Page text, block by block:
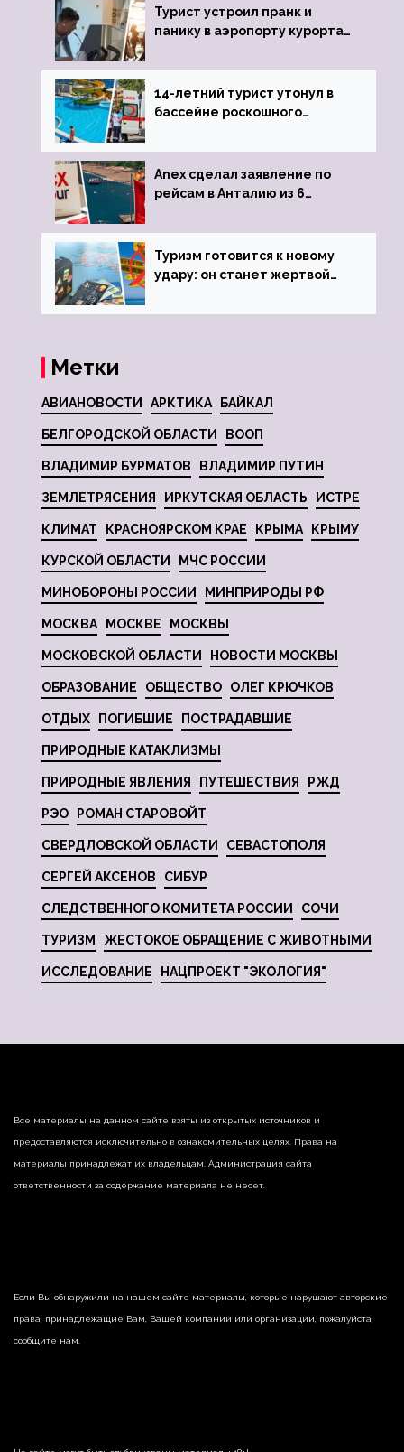
Турист устроил пранк и
панику в аэропорту курорта,
задержке рейса
14-летний турист утонул в
бассейне роскошного
Anex сделал заявление по
рейсам в Анталию из 6
Туризм готовится к новому
удару: он станет жертвой
Метки
АВИАНОВОСТИ АРКТИКА БАЙКАЛ
БЕЛГОРОДСКОЙ ОБЛАСТИ ВООП
ВЛАДИМИР БУРМАТОВ ВЛАДИМИР ПУТИН
ЗЕМЛЕТРЯСЕНИЯ ИРКУТСКАЯ ОБЛАСТЬ ИСТРЕ
КЛИМАТ КРАСНОЯРСКОМ КРАЕ КРЫМА КРЫМУ
КУРСКОЙ ОБЛАСТИ МЧС РОССИИ
МИНОБОРОНЫ РОССИИ МИНПРИРОДЫ РФ
МОСКВА МОСКВЕ МОСКВЫ
МОСКОВСКОЙ ОБЛАСТИ НОВОСТИ МОСКВЫ
ОБРАЗОВАНИЕ ОБЩЕСТВО ОЛЕГ КРЮЧКОВ
ОТДЫХ ПОГИБШИЕ ПОСТРАДАВШИЕ
ПРИРОДНЫЕ КАТАКЛИЗМЫ
ПРИРОДНЫЕ ЯВЛЕНИЯ ПУТЕШЕСТВИЯ РЖД
РЭО РОМАН СТАРОВОЙТ
СВЕРДЛОВСКОЙ ОБЛАСТИ СЕВАСТОПОЛЯ
СЕРГЕЙ АКСЕНОВ СИБУР
СЛЕДСТВЕННОГО КОМИТЕТА РОССИИ СОЧИ
ТУРИЗМ ЖЕСТОКОЕ ОБРАЩЕНИЕ С ЖИВОТНЫМИ
ИССЛЕДОВАНИЕ НАЦПРОЕКТ "ЭКОЛОГИЯ"
Все материалы на данном сайте взяты из открытых источников и
предоставляются исключительно в ознакомительных целях. Права на
материалы принадлежат их владельцам. Администрация сайта
ответственности за содержание материала не несет.
Если Вы обнаружили на нашем сайте материалы, которые нарушают авторские
права, принадлежащие Вам, Вашей компании или организации, пожалуйста,
сообщите нам.